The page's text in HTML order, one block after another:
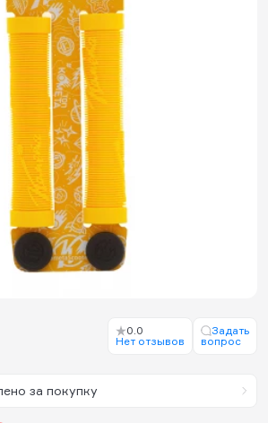
0.0
Нет отзывов
Задать
вопрос
за покупку